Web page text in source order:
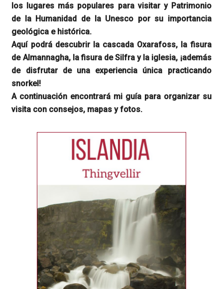
los lugares más populares para visitar y Patrimonio
de la Humanidad de la Unesco por su importancia
geológica e histórica.
Aquí podrá descubrir la cascada Oxarafoss, la fisura
de Almannagha, la fisura de Silfra y la iglesia, ¡además
de disfrutar de una experiencia única practicando
snorkel!
A continuación encontrará mi guía para organizar su
visita con consejos, mapas y fotos.